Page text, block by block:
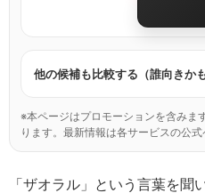
他の候補も比較する（誰向きかも
※本ページはプロモーションを含みま
ります。最新情報は各サービスの公式
「ザオラル」という言葉を聞